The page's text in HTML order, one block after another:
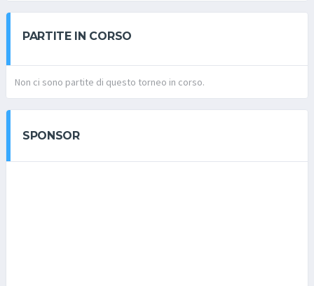
PARTITE IN CORSO
Non ci sono partite di questo torneo in corso.
SPONSOR